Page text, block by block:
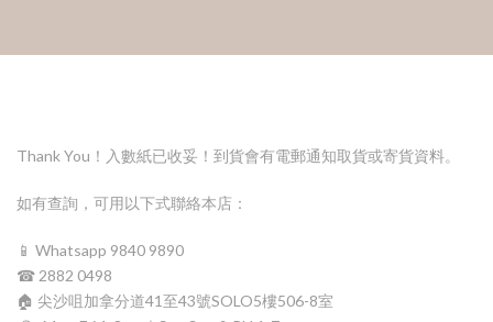
Thank You！入數紙已收妥！到貨會有電郵通知取貨或寄貨資料。
如有查詢，可用以下式聯絡本店：
📱 Whatsapp 9840 9890
☎ 2882 0498
🏠 尖沙咀加拿分道41至43號SOLO5樓506-8室